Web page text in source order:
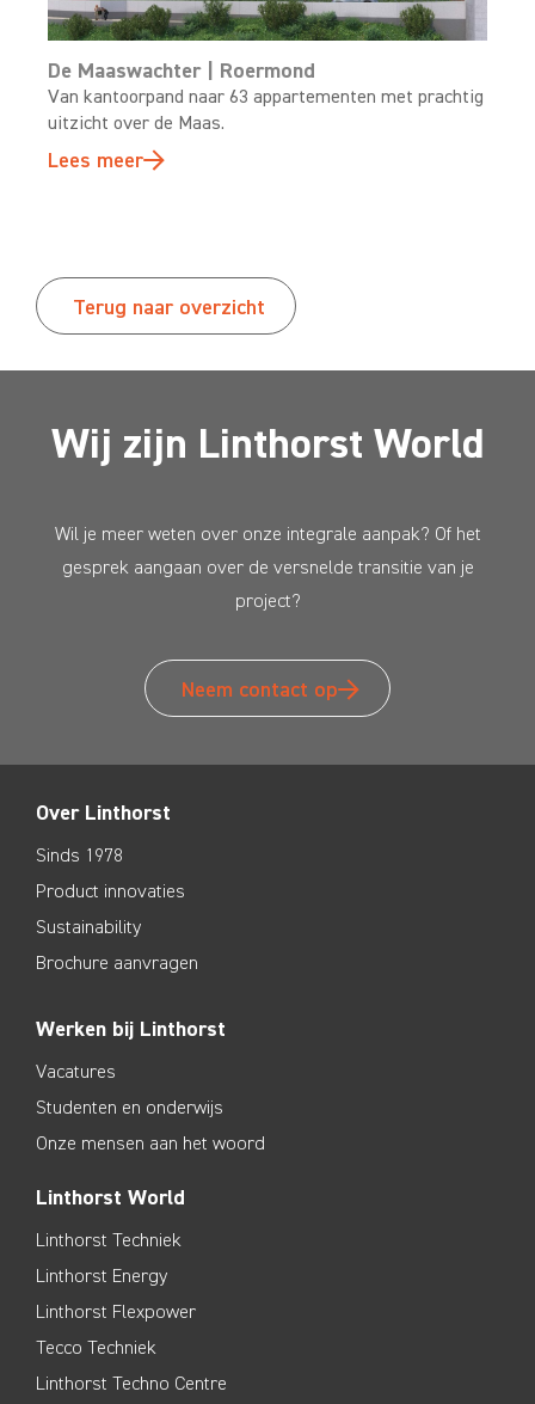
De Maaswachter | Roermond
Van kantoorpand naar 63 appartementen met prachtig
uitzicht over de Maas.
Lees meer
Terug naar overzicht
Wij zijn Linthorst World
Wil je meer weten over onze integrale aanpak? Of het
gesprek aangaan over de versnelde transitie van je
project?
Neem contact op
Over Linthorst
Sinds 1978
Product innovaties
Sustainability
Brochure aanvragen
Werken bij Linthorst
Vacatures
Studenten en onderwijs
Onze mensen aan het woord
Linthorst World
Linthorst Techniek
Linthorst Energy
Linthorst Flexpower
Tecco Techniek
Linthorst Techno Centre